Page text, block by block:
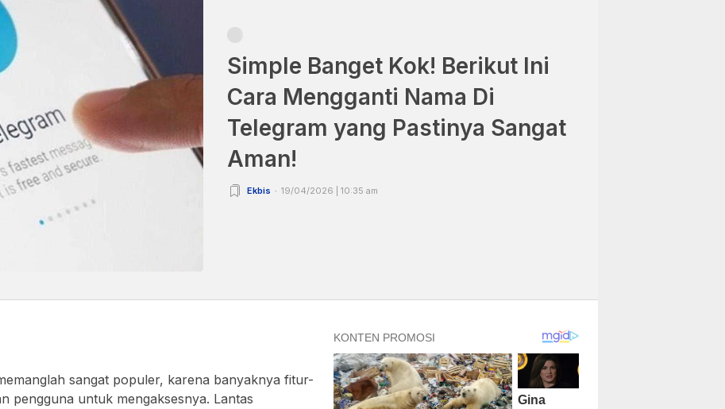
Simple Banget Kok! Berikut Ini
Cara Mengganti Nama Di
Telegram yang Pastinya Sangat
Aman!
Ekbis 19/04/2026 | 10:35 am
sangat populer, karena banyaknya fitur-
pengguna untuk mengaksesnya. Lantas